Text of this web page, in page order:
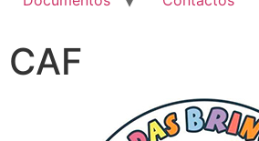
CAF